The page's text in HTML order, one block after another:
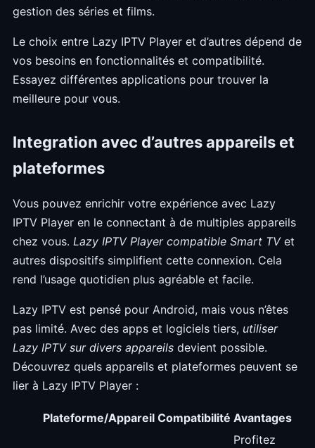
gestion des séries et films.
Le choix entre Lazy IPTV Player et d’autres dépend de
vos besoins en fonctionnalités et compatibilité.
Essayez différentes applications pour trouver la
meilleure pour vous.
Integration avec d’autres appareils et
plateformes
Vous pouvez enrichir votre expérience avec Lazy
IPTV Player en le connectant à de multiples appareils
chez vous. Lazy IPTV Player compatible Smart TVet
autres dispositifs simplifient cette connexion. Cela
rend l’usage quotidien plus agréable et facile.
Lazy IPTV est pensé pour Android, mais vous n’êtes
pas limité. Avec des apps et logiciels tiers, utiliser
Lazy IPTV sur divers appareils devient possible.
Découvrez quels appareils et plateformes peuvent se
lier à Lazy IPTV Player :
Plateforme/Appareil Compatibilité Avantages
Profitez